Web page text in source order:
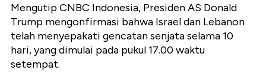
Mengutip CNBC Indonesia, Presiden AS Donald
Trump mengonfirmasi bahwa Israel dan Lebanon
telah menyepakati gencatan senjata selama 10
hari, yang dimulai pada pukul 17.00 waktu
setempat.